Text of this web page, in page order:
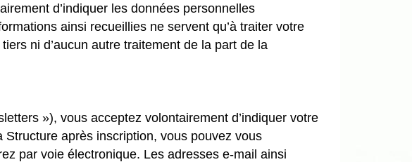
d’indiquer les données personnelles
ainsi recueillies ne servent qu’à traiter votre
ni d’aucun autre traitement de la part de la
»), vous acceptez volontairement d’indiquer votre
après inscription, vous pouvez vous
par voie électronique. Les adresses e-mail ainsi